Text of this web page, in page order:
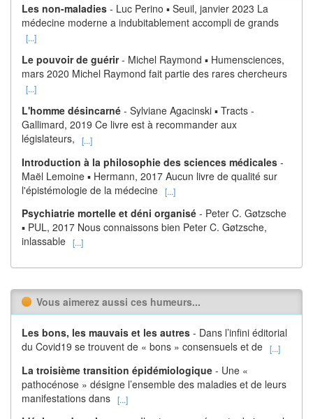
Les non-maladies - Luc Perino ▪ Seuil, janvier 2023 La
médecine moderne a indubitablement accompli de grands
[...]
Le pouvoir de guérir- Michel Raymond ▪ Humensciences,
mars 2020 Michel Raymond fait partie des rares chercheurs
[...]
L'homme désincarné - Sylviane Agacinski ▪ Tracts -
Gallimard, 2019 Ce livre est à recommander aux
législateurs,
[...]
Introduction à la philosophie des sciences médicales -
Maël Lemoine ▪ Hermann, 2017 Aucun livre de qualité sur
l'épistémologie de la médecine [...]
Psychiatrie mortelle et déni organisé - Peter C. Gøtzsche
▪ PUL, 2017 Nous connaissons bien Peter C. Gøtzsche,
inlassable [...]
Vous aimerez aussi ces humeurs...
Les bons, les mauvais et les autres - Dans l’infini éditorial
du Covid19 se trouvent de « bons » consensuels et de [...]
La troisième transition épidémiologique - Une «
pathocénose » désigne l’ensemble des maladies et de leurs
manifestations dans [...]